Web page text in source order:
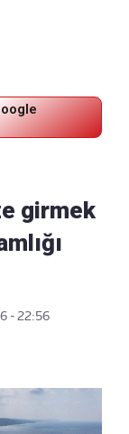
girmek
- 22:56